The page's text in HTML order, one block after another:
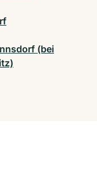
(bei